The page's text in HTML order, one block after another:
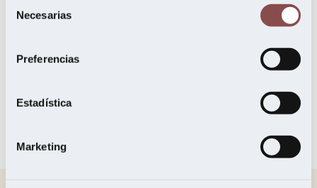
Necesarias
Preferencias
Estadística
Marketing